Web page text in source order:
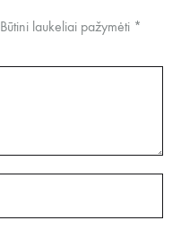
Būtini laukeliai pažymėti *